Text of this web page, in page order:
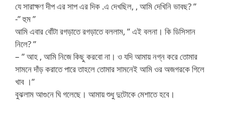
যে সারাক্ষণ দীপ এর সাপ এর দিক .এ দেখছিল, , আমি দেখিনি ভাবছ? ”
-” হুম ”
আমি এবার বোঁটা রগড়াতে রগড়াতে বললাম, ” এই বলনা। কি ডিসিসান
নিলে? ”
– ” আহ , আমি নিজে কিছু করবো না। ও যদি আমায় নগ্ন করে তোমার
সামনে দাঁড় করাতে পারে তাহলে তোমার সামনেই আমি ওর অজগরকে গিলে
খাব ।”
বুঝলাম আগুনে ঘি গলেছে। আমায় শুধু দুটোকে মেশাতে হবে।